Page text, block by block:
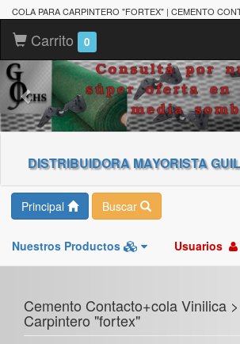
COLA PARA CARPINTERO "FORTEX" | CEMENTO
Carrito 0
DISTRIBUIDORA MAYORISTA
Principal Buscar
Nuestros Productos Usuarios
Cemento Contacto+cola Vinilica
Carpintero "fortex"